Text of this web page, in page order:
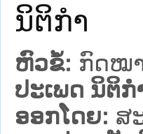
ນິຕິກໍາ
ຫົວຂໍ້: ກົດໝ
ປະເພດ ນິຕິກໍ
ອອກໂດຍ: ສ